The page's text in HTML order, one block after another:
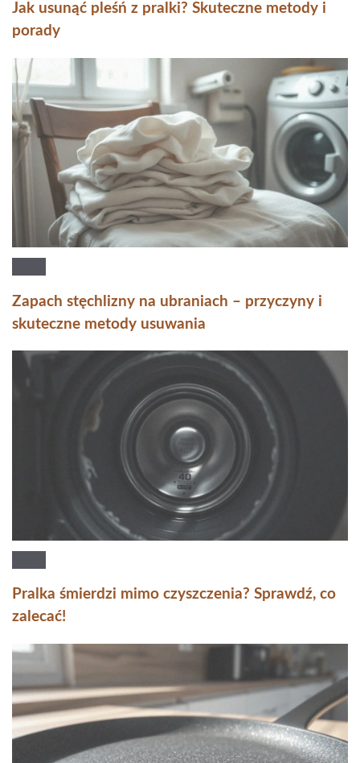
Jak usunąć pleśń z pralki? Skuteczne metody i
porady
Zapach stęchlizny na ubraniach – przyczyny i
skuteczne metody usuwania
Pralka śmierdzi mimo czyszczenia? Sprawdź, co
zalecać!